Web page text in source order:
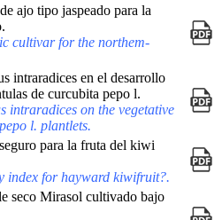
ajo tipo jaspeado para la
cultivar for the northem-
intraradices en el desarrollo
de curcubita pepo l.
intraradices on the vegetative
l. plantlets.
para la fruta del kiwi
index for hayward kiwifruit?.
seco Mirasol cultivado bajo